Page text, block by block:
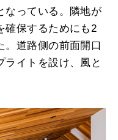
なっている。隣地が
確保するためにも2
。道路側の前面開口
ライトを設け、風と